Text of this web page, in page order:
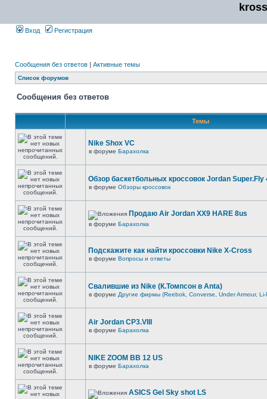
Вход Регистрация
Сообщения без ответов | Активные темы
Список форумов
Сообщения без ответов
Темы
Nike Shox VC
в форуме Барахолка
Обзор баскетбольных кроссовок Jordan Super.Fly
в форуме Обзоры кроссовок
Продаю Air Jordan XX9 HARE 8us
в форуме Барахолка
Подскажите как найти кроссовки Nike X-Cross
в форуме Вопросы и ответы
Свалившие из Nike (К.Томпсон в Anta)
в форуме Другие фирмы (Reebok, Converse, Under Armour, Li-
Air Jordan CP3.VIII
в форуме Барахолка
NIKE ZOOM BB 12 US
в форуме Барахолка
ASICS Gel Sky shot LS